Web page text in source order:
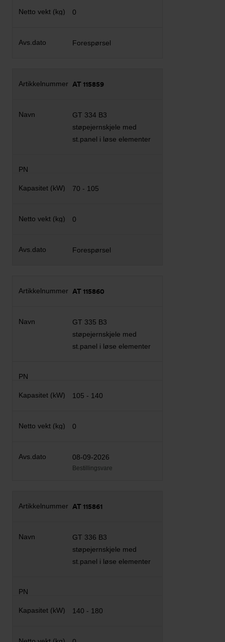
0
Forespørsel
AT 115859
GT 334 B3
støpejernskjele med
st.panel i løse elementer
70 - 105
0
Forespørsel
AT 115860
GT 335 B3
støpejernskjele med
st.panel i løse elementer
105 - 140
0
08-09-2026
Bestillingsvare
AT 115861
GT 336 B3
støpejernskjele med
st.panel i løse elementer
140 - 180